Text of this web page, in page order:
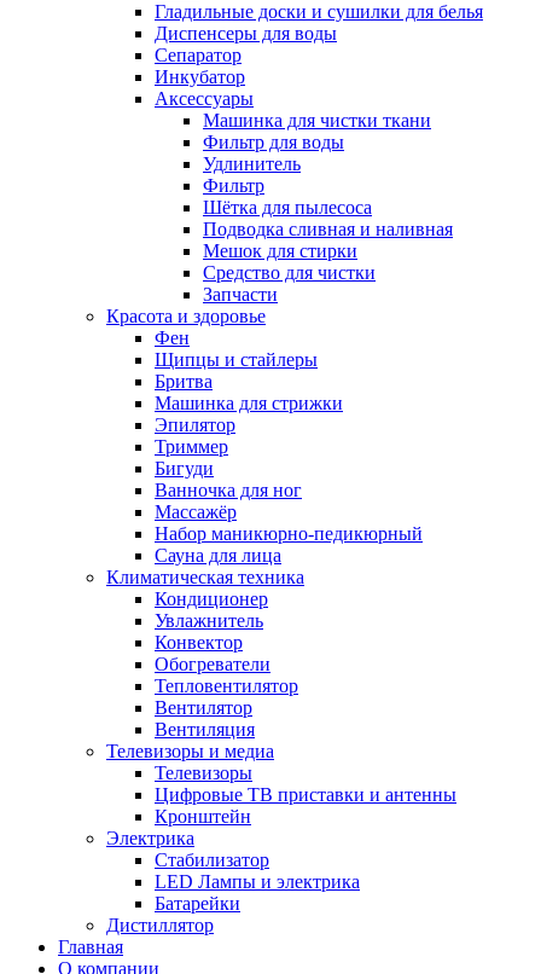
Гладильные доски и сушилки для белья
Диспенсеры для воды
Сепаратор
Инкубатор
Аксессуары
Машинка для чистки ткани
Фильтр для воды
Удлинитель
Фильтр
Шётка для пылесоса
Подводка сливная и наливная
Мешок для стирки
Средство для чистки
Запчасти
Красота и здоровье
Фен
Щипцы и стайлеры
Бритва
Машинка для стрижки
Эпилятор
Триммер
Бигуди
Ванночка для ног
Массажёр
Набор маникюрно-педикюрный
Сауна для лица
Климатическая техника
Кондиционер
Увлажнитель
Конвектор
Обогреватели
Тепловентилятор
Вентилятор
Вентиляция
Телевизоры и медиа
Телевизоры
Цифровые ТВ приставки и антенны
Кронштейн
Электрика
Стабилизатор
LED Лампы и электрика
Батарейки
Дистиллятор
Главная
О компании